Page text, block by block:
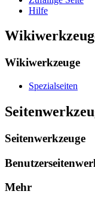
Hilfe
Wikiwerkzeuge
Spezialseiten
Seitenwerkzeuge
Mehr